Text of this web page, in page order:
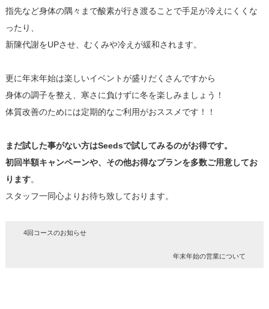
指先など身体の隅々まで酸素が行き渡ることで手足が冷えにくくな
ったり、
新陳代謝をUPさせ、むくみや冷えが緩和されます。
更に年末年始は楽しいイベントが盛りだくさんですから
身体の調子を整え、寒さに負けずに冬を楽しみましょう！
体質改善のためには定期的なご利用がおススメです！！
まだ試した事がない方はSeedsで試してみるのがお得です。
初回半額キャンペーンや、その他お得なプランを多数ご用意してお
ります。
スタッフ一同心よりお待ち致しております。
4回コースのお知らせ
年末年始の営業について